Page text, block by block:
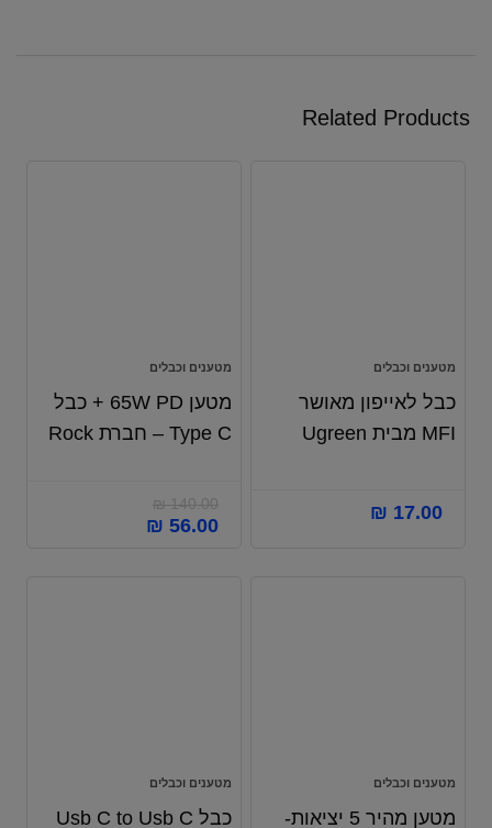
Related Products
מטענים וכבלים
כבל לאייפון מאושר
MFI מבית Ugreen
₪ 17.00
מטענים וכבלים
מטען 65W PD + כבל
Type C – חברת Rock
₪140.00
₪ 56.00
מטענים וכבלים
מטען מהיר 5 יציאות-
מטענים וכבלים
כבל Usb C to Usb C